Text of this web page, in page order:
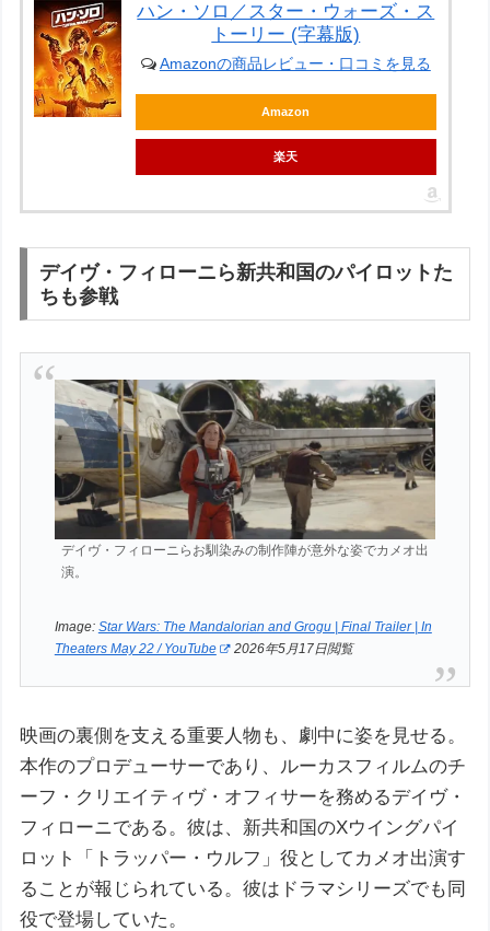
ハン・ソロ／スター・ウォーズ・ス
トーリー (字幕版)
Amazonの商品レビュー・口コミを見る
Amazon
楽天
デイヴ・フィローニら新共和国のパイロットた
ちも参戦
デイヴ・フィローニらお馴染みの制作陣が意外な姿でカメオ出
演。
Image: Star Wars: The Mandalorian and Grogu | Final Trailer | In
Theaters May 22 / YouTube
2026年5月17日閲覧
映画の裏側を支える重要人物も、劇中に姿を見せる。
本作のプロデューサーであり、ルーカスフィルムのチ
ーフ・クリエイティヴ・オフィサーを務めるデイヴ・
フィローニである。彼は、新共和国のXウイングパイ
ロット「トラッパー・ウルフ」役としてカメオ出演す
ることが報じられている。彼はドラマシリーズでも同
役で登場していた。